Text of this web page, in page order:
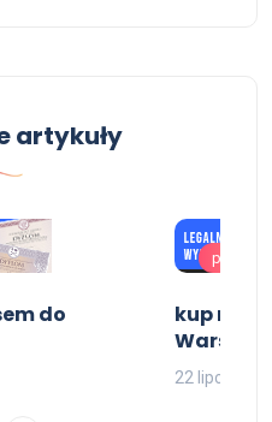
artykuły
do
kup
22 lipca,